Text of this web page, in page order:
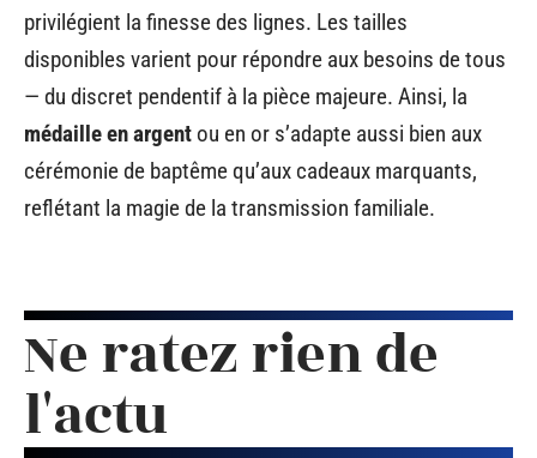
privilégient la finesse des lignes. Les tailles
disponibles varient pour répondre aux besoins de tous
— du discret pendentif à la pièce majeure. Ainsi, la
médaille en argent ou en or s’adapte aussi bien aux
cérémonie de baptême qu’aux cadeaux marquants,
reflétant la magie de la transmission familiale.
Ne ratez rien de
l'actu